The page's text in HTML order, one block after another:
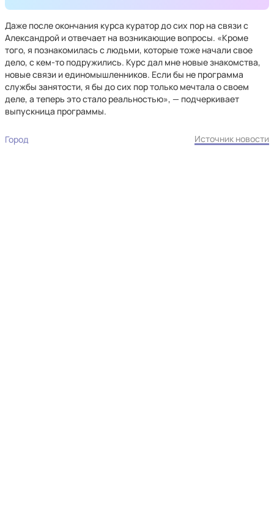
Даже после окончания курса куратор до сих пор на связи с
Александрой и отвечает на возникающие вопросы. «Кроме
того, я познакомилась с людьми, которые тоже начали свое
дело, с кем-то подружились. Курс дал мне новые знакомства,
новые связи и единомышленников. Если бы не программа
службы занятости, я бы до сих пор только мечтала о своем
деле, а теперь это стало реальностью», — подчеркивает
выпускница программы.
Город Источник новости